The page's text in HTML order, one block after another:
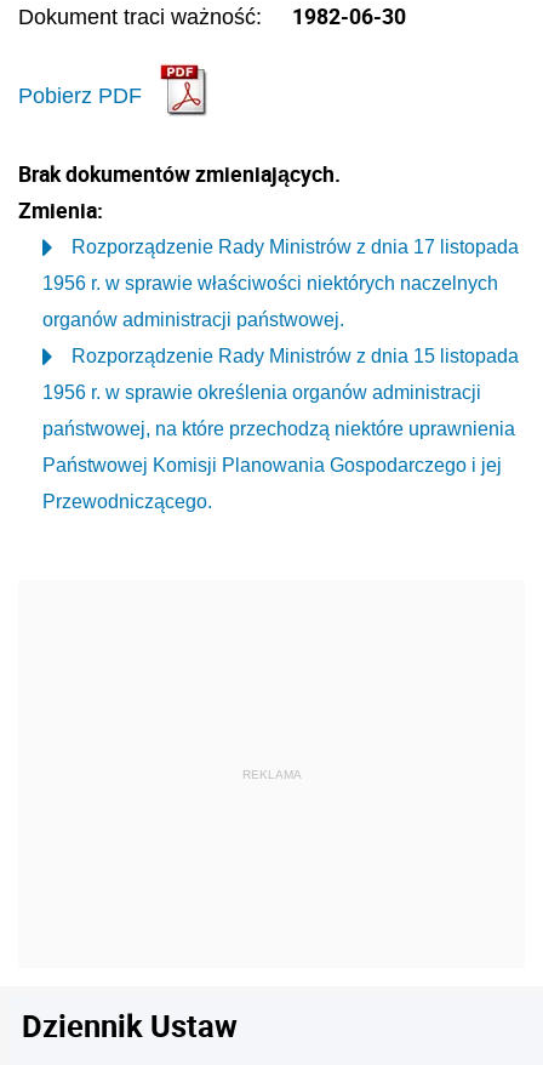
Dokument traci ważność: 1982-06-30
Pobierz PDF
Brak dokumentów zmieniających.
Zmienia:
Rozporządzenie Rady Ministrów z dnia 17 listopada
1956 r. w sprawie właściwości niektórych naczelnych
organów administracji państwowej.
Rozporządzenie Rady Ministrów z dnia 15 listopada
1956 r. w sprawie określenia organów administracji
państwowej, na które przechodzą niektóre uprawnienia
Państwowej Komisji Planowania Gospodarczego i jej
Przewodniczącego.
Dziennik Ustaw